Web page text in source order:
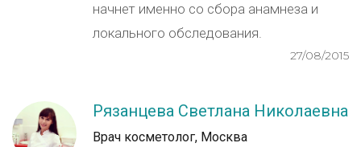
начнет именно со сбора анамнеза и
локального обследования.
27/08/2015
Рязанцева Светлана Николаевна
Врач косметолог, Москва